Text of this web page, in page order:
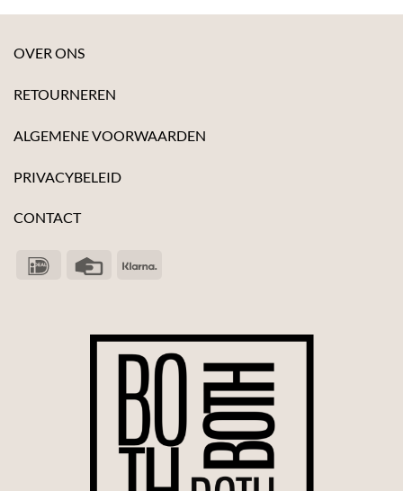
OVER ONS
RETOURNEREN
ALGEMENE VOORWAARDEN
PRIVACYBELEID
CONTACT